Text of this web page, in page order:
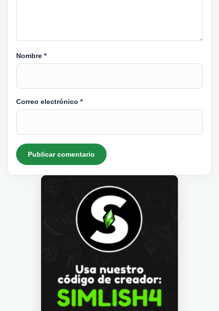
Nombre *
Correo electrónico *